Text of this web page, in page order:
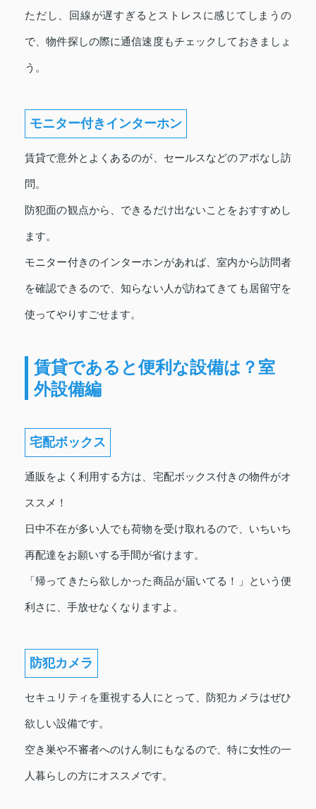
ただし、回線が遅すぎるとストレスに感じてしまうの
で、物件探しの際に通信速度もチェックしておきましょ
う。
モニター付きインターホン
賃貸で意外とよくあるのが、セールスなどのアポなし訪
問。
防犯面の観点から、できるだけ出ないことをおすすめし
ます。
モニター付きのインターホンがあれば、室内から訪問者
を確認できるので、知らない人が訪ねてきても居留守を
使ってやりすごせます。
賃貸であると便利な設備は？室
外設備編
宅配ボックス
通販をよく利用する方は、宅配ボックス付きの物件がオ
ススメ！
日中不在が多い人でも荷物を受け取れるので、いちいち
再配達をお願いする手間が省けます。
「帰ってきたら欲しかった商品が届いてる！」という便
利さに、手放せなくなりますよ。
防犯カメラ
セキュリティを重視する人にとって、防犯カメラはぜひ
欲しい設備です。
空き巣や不審者へのけん制にもなるので、特に女性の一
人暮らしの方にオススメです。